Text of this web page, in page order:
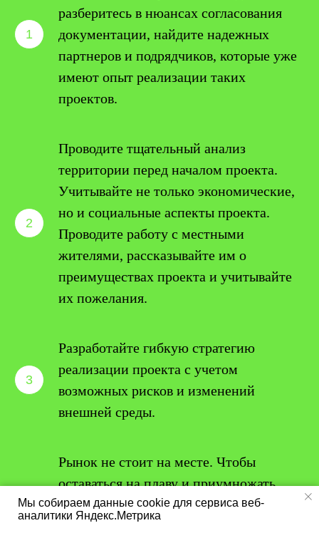
разберитесь в нюансах согласования
документации, найдите надежных
партнеров и подрядчиков, которые уже
имеют опыт реализации таких
проектов.
Проводите тщательный анализ
территории перед началом проекта.
Учитывайте не только экономические,
но и социальные аспекты проекта.
Проводите работу с местными
жителями, рассказывайте им о
преимуществах проекта и учитывайте
их пожелания.
Разработайте гибкую стратегию
реализации проекта с учетом
возможных рисков и изменений
внешней среды.
Рынок не стоит на месте. Чтобы
оставаться на плаву и приумножать
свой капитал, нужно постоянно
учиться, развиваться и адаптироваться к
Мы собираем данные cookie для сервиса веб-
аналитики Яндекс.Метрика